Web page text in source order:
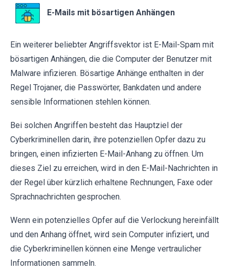
E-Mails mit bösartigen Anhängen
Ein weiterer beliebter Angriffsvektor ist E-Mail-Spam mit
bösartigen Anhängen, die die Computer der Benutzer mit
Malware infizieren. Bösartige Anhänge enthalten in der
Regel Trojaner, die Passwörter, Bankdaten und andere
sensible Informationen stehlen können.
Bei solchen Angriffen besteht das Hauptziel der
Cyberkriminellen darin, ihre potenziellen Opfer dazu zu
bringen, einen infizierten E-Mail-Anhang zu öffnen. Um
dieses Ziel zu erreichen, wird in den E-Mail-Nachrichten in
der Regel über kürzlich erhaltene Rechnungen, Faxe oder
Sprachnachrichten gesprochen.
Wenn ein potenzielles Opfer auf die Verlockung hereinfällt
und den Anhang öffnet, wird sein Computer infiziert, und
die Cyberkriminellen können eine Menge vertraulicher
Informationen sammeln.